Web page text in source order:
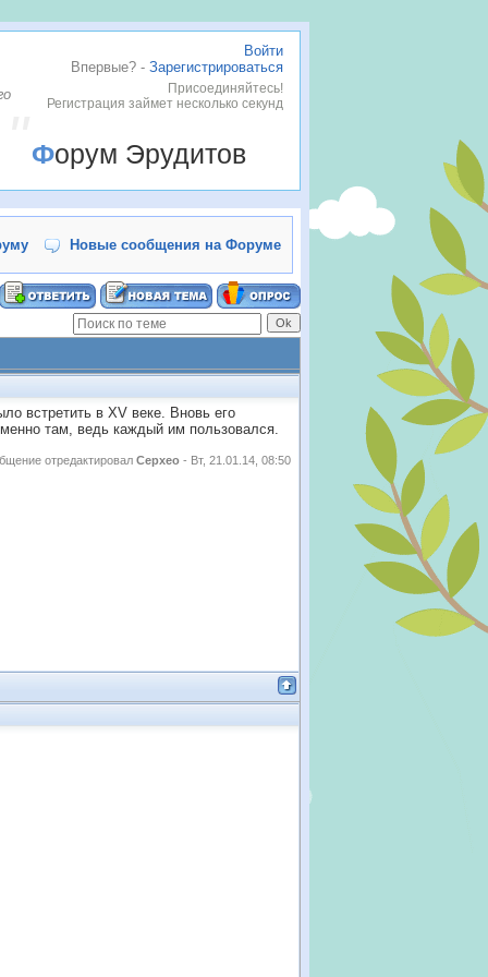
Войти
Впервые? - Зарегистрироваться
Присоединяйтесь!
Регистрация займет несколько секунд
Форум Эрудитов
Новые сообщения на Форуме
встретить в XV веке. Вновь его
там, ведь каждый им пользовался.
отредактировал Cepxeo - Вт, 21.01.14, 08:50